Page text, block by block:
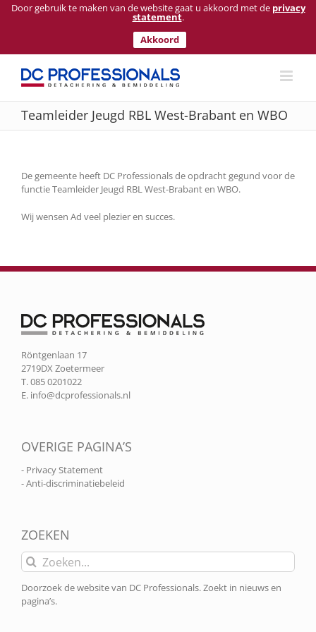
Door gebruik te maken van de website gaat u akkoord met de privacy
statement.
Akkoord
Ga
inhoud
Teamleider Jeugd RBL West-Brabant en WBO
De gemeente heeft DC Professionals de opdracht gegund voor de
functie Teamleider Jeugd RBL West-Brabant en WBO.
Wij wensen Ad veel plezier en succes.
Röntgenlaan 17
2719DX Zoetermeer
T. 085 0201022
E. info@dcprofessionals.nl
OVERIGE PAGINA’S
- Privacy Statement
- Anti-discriminatiebeleid
ZOEKEN
Zoeken
naar:
Doorzoek de website van DC Professionals. Zoekt in nieuws en
pagina’s.